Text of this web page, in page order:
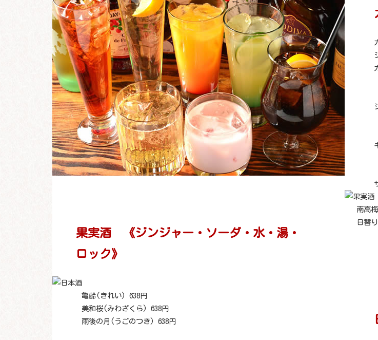
果実酒 《ジンジャー・ソーダ・水・湯・
ロック》
南高
日替
亀齢(きれい) 638円
美和桜(みわざくら) 638円
雨後の月(うごのつき) 638円